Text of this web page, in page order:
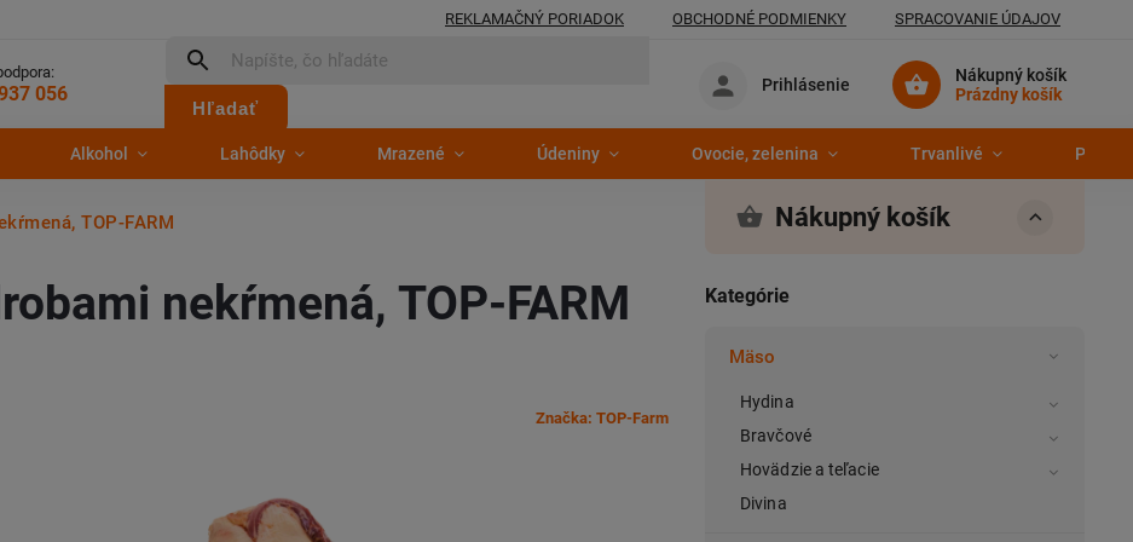
REKLAMAČNÝ PORIADOK OBCHODNÉ PODMIENKY SPRACOVANIE ÚDAJOV
056
Hľadať
Nákupný košík
Prázdny košík
Prihlásenie
Alkohol Lahôdky Mrazené Údeniny Ovocie, zelenina Trvanlivé
TOP-FARM Nákupný košík
Kategórie
Mäso
Hydina
Bravčové
Hovädzie a teľacie
Divina
nekŕmená, TOP-FARM
Značka: TOP-Farm